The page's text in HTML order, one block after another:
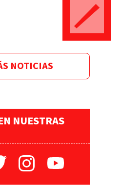
NOTICIAS
NUESTRAS